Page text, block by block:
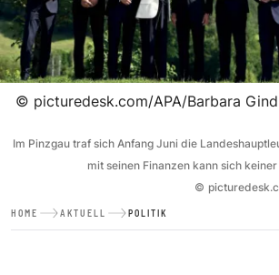
© picturedesk.com/APA/Barbara
Im Pinzgau traf sich Anfang Juni die
mit seinen Finanzen kann sich
©
HOME AKTUELL POLITIK